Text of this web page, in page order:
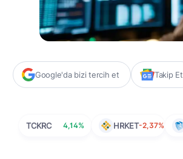
Google'da bizi tercih et Takip Et
TCKRC 4,14% HRKET-2,37%